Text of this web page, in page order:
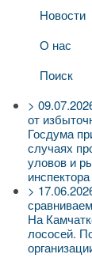
Новости
О нас
Поиск
>
от
Госдума
случаях
уловов и
>
На
лососей.